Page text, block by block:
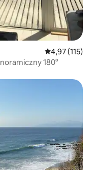
Średnia
4,97 (115)
180°